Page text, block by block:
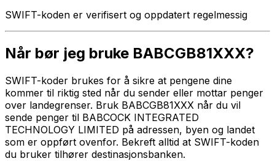
SWIFT-koden er verifisert og oppdatert regelmessig
Når bør jeg bruke BABCGB81XXX?
SWIFT-koder brukes for å sikre at pengene dine
kommer til riktig sted når du sender eller mottar penger
over landegrenser. Bruk BABCGB81XXX når du vil
sende penger til BABCOCK INTEGRATED
TECHNOLOGY LIMITED på adressen, byen og landet
som er oppført ovenfor. Bekreft alltid at SWIFT-koden
du bruker tilhører destinasjonsbanken.